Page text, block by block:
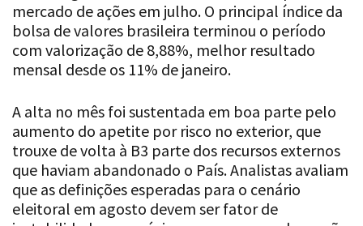
mercado de ações em julho. O principal índice da
bolsa de valores brasileira terminou o período
com valorização de 8,88%, melhor resultado
mensal desde os 11% de janeiro.
A alta no mês foi sustentada em boa parte pelo
aumento do apetite por risco no exterior, que
trouxe de volta à B3 parte dos recursos externos
que haviam abandonado o País. Analistas avaliam
que as definições esperadas para o cenário
eleitoral em agosto devem ser fator de